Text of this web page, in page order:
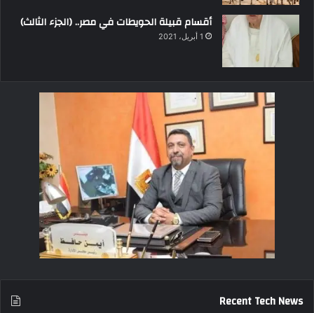
أقسام قبيلة الحويطات في مصر.. (الجزء الثالث)
1 أبريل، 2021
Recent Tech News